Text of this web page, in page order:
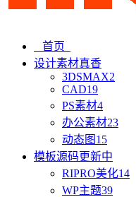
首页
设计素材真香
3DSMAX2
CAD19
PS素材4
办公素材23
动态图 15
模板源码更新中
RIPRO美化14
WP主题39